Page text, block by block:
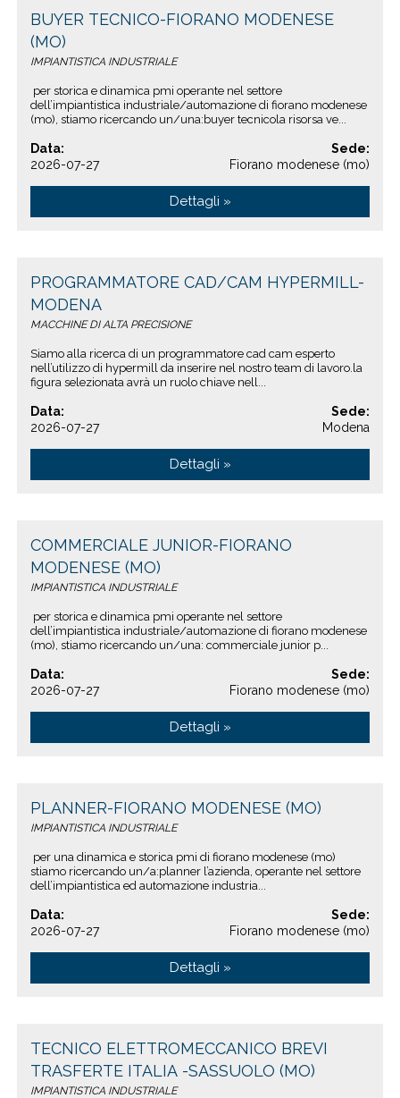
BUYER TECNICO-FIORANO MODENESE
(MO)
IMPIANTISTICA INDUSTRIALE
per storica e dinamica pmi operante nel settore
dell’impiantistica industriale/automazione di fiorano modenese
(mo), stiamo ricercando un/una:buyer tecnicola risorsa ve...
Data:
2026-07-27
Sede:
Fiorano modenese (mo)
Dettagli »
PROGRAMMATORE CAD/CAM HYPERMILL-
MODENA
MACCHINE DI ALTA PRECISIONE
Siamo alla ricerca di un programmatore cad cam esperto
nell’utilizzo di hypermill da inserire nel nostro team di lavoro.la
figura selezionata avrà un ruolo chiave nell...
Data:
2026-07-27
Sede:
Modena
Dettagli »
COMMERCIALE JUNIOR-FIORANO
MODENESE (MO)
IMPIANTISTICA INDUSTRIALE
per storica e dinamica pmi operante nel settore
dell’impiantistica industriale/automazione di fiorano modenese
(mo), stiamo ricercando un/una: commerciale junior p...
Data:
2026-07-27
Sede:
Fiorano modenese (mo)
Dettagli »
PLANNER-FIORANO MODENESE (MO)
IMPIANTISTICA INDUSTRIALE
per una dinamica e storica pmi di fiorano modenese (mo)
stiamo ricercando un/a:planner l’azienda, operante nel settore
dell’impiantistica ed automazione industria...
Data:
2026-07-27
Sede:
Fiorano modenese (mo)
Dettagli »
TECNICO ELETTROMECCANICO BREVI
TRASFERTE ITALIA -SASSUOLO (MO)
IMPIANTISTICA INDUSTRIALE